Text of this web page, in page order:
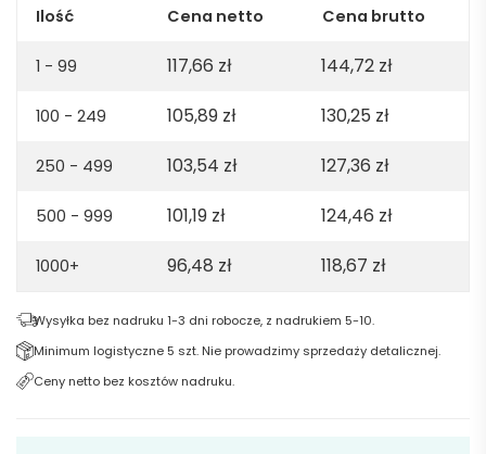
and
Made
PT
Heather
grey
Ilość Cena netto Cena brutto
1 - 99 117,66 zł 144,72 zł
100 - 249 105,89 zł 130,25 zł
250 - 499 103,54 zł 127,36 zł
500 - 999 101,19 zł 124,46 zł
1000+ 96,48 zł 118,67 zł
Wysyłka bez nadruku 1-3 dni robocze, z nadrukiem 5-10.
Minimum logistyczne 5 szt. Nie prowadzimy sprzedaży detalicznej.
Ceny netto bez kosztów nadruku.